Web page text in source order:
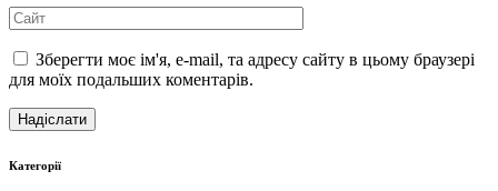
Зберегти моє ім'я, e-mail, та адресу сайту в цьому браузері
для моїх подальших коментарів.
Категорії